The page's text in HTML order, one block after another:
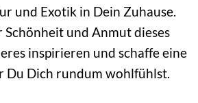
und Exotik in Dein Zuhause.
Schönheit und Anmut dieses
inspirieren und schaffe eine
Du Dich rundum wohlfühlst.